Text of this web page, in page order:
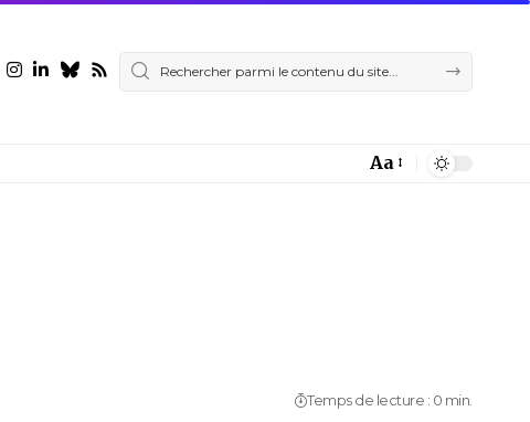
Font
Aa
Temps de lecture : 0 min.